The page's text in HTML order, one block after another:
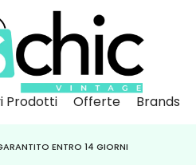
Prodotti Offerte Brands
,HEYLIGHT,APPAGO
PERDERE SCONTI E OFFERTE IMPERDIBILI!
ENTRO 14 GIORNI